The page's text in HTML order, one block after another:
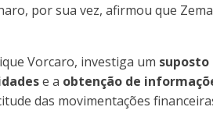
por sua vez, afirmou que
Vorcaro, investiga um suposto
e a obtenção de
das movimentações